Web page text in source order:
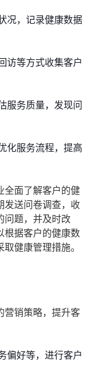
况，记录健康数据
访等方式收集客户
服务质量，发现问
化服务流程，提高
全面了解客户的健
发送问卷调查，收
问题，并及时改
根据客户的健康数
健康管理措施。
营销策略，提升客
偏好等，进行客户